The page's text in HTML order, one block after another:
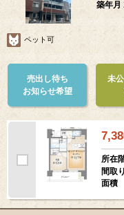
築年月
ペット可
売出し待ち
お知らせ希望
未
所在
間取り
面積